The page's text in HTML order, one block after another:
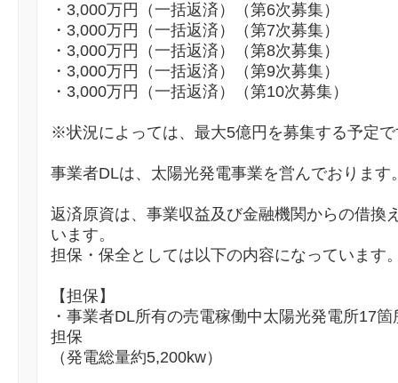
・3,000万円（一括返済）（第6次募集）
・3,000万円（一括返済）（第7次募集）
・3,000万円（一括返済）（第8次募集）
・3,000万円（一括返済）（第9次募集）
・3,000万円（一括返済）（第10次募集）
※状況によっては、最大5億円を募集する予定
事業者DLは、太陽光発電事業を営んでおります
返済原資は、事業収益及び金融機関からの借換
います。
担保・保全としては以下の内容になっています
【担保】
・事業者DL所有の売電稼働中太陽光発電所17
担保
（発電総量約5,200kw）